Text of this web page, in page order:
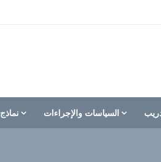
العربي
السياسات والإجراءات نماذج